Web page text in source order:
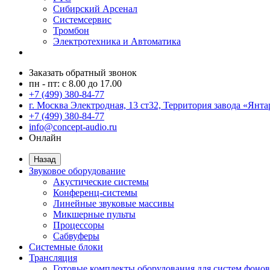
Сибирский Арсенал
Системсервис
Тромбон
Электротехника и Автоматика
Заказать обратный звонок
пн - пт: с 8.00 до 17.00
+7 (499) 380-84-77
г. Москва Электродная, 13 ст32, Территория завода
+7 (499) 380-84-77
info@concept-audio.ru
Онлайн
Назад
Звуковое оборудование
Акустические системы
Конференц-системы
Линейные звуковые массивы
Микшерные пульты
Процессоры
Сабвуферы
Системные блоки
Трансляция